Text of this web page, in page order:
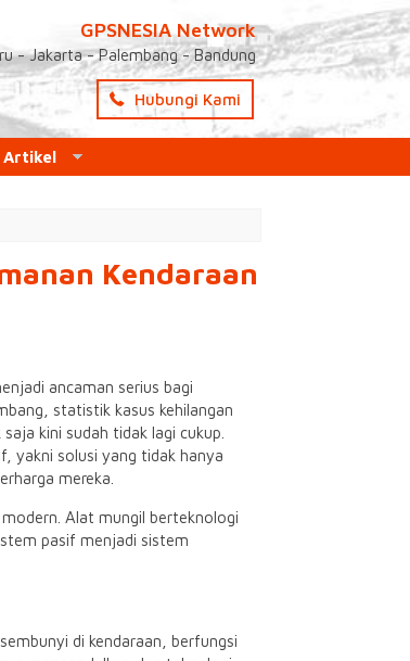
GPSNESIA Network
- Jakarta - Palembang - Bandung
Hubungi Kami
Artikel
Kendaraan
ancaman serius bagi
statistik kasus kehilangan
kini sudah tidak lagi cukup.
yakni solusi yang tidak hanya
mereka.
Alat mungil berteknologi
pasif menjadi sistem
di kendaraan, berfungsi